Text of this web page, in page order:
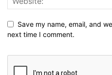
Save my name, email, and
next time I comment.